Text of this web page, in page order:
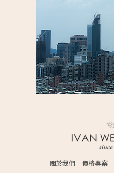
關於我們 價格專案